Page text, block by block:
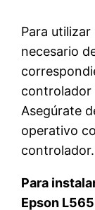
Para
necesario
controlador
Asegúrate
operativo
controlador.
Para
Epson